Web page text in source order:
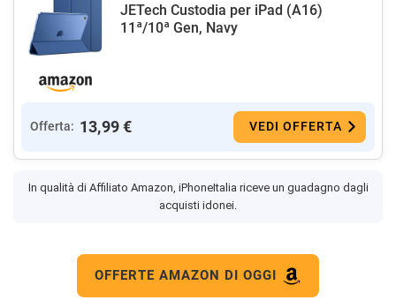
JETech Custodia per iPad (A16)
11ª/10ª Gen, Navy
Offerta: 13,99 € VEDI OFFERTA
In qualità di Affiliato Amazon, iPhoneItalia riceve un guadagno dagli
acquisti idonei.
OFFERTE AMAZON DI OGGI